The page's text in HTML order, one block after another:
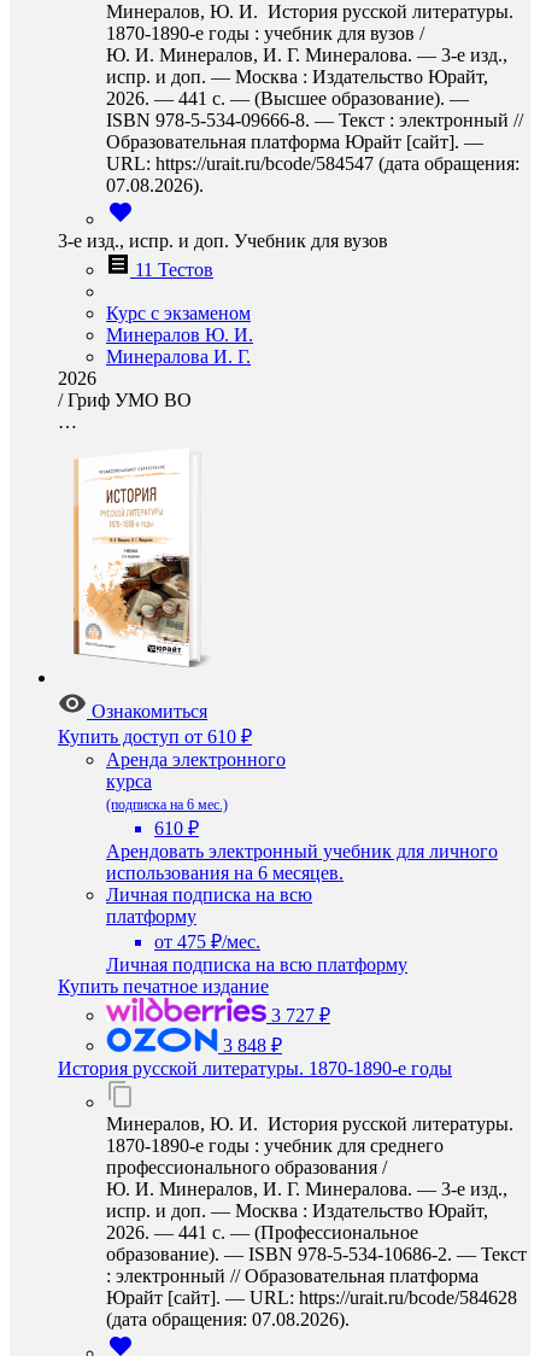
Минералов, Ю. И. История русской литературы.
1870-1890-е годы : учебник для вузов /
Ю. И. Минералов, И. Г. Минералова. — 3-е изд.,
испр. и доп. — Москва : Издательство Юрайт,
2026. — 441 с. — (Высшее образование). —
ISBN 978-5-534-09666-8. — Текст : электронный //
Образовательная платформа Юрайт [сайт]. —
URL: https://urait.ru/bcode/584547 (дата обращения:
07.08.2026).
3-е изд., испр. и доп. Учебник для вузов
11 Тестов
Курс с экзаменом
Минералов Ю. И.
Минералова И. Г.
2026
/Гриф УМО ВО
…
Ознакомиться
Купить доступ от 610 ₽
Аренда электронного
курса
(подписка на 6 мес.)
610 ₽
Арендовать электронный учебник для личного
использования на 6 месяцев.
Личная подписка на всю
платформу
от 475 ₽/мес.
Личная подписка на всю платформу
Купить печатное издание
3 727 ₽
3 848 ₽
История русской литературы. 1870-1890-е годы
Минералов, Ю. И. История русской литературы.
1870-1890-е годы : учебник для среднего
профессионального образования /
Ю. И. Минералов, И. Г. Минералова. — 3-е изд.,
испр. и доп. — Москва : Издательство Юрайт,
2026. — 441 с. — (Профессиональное
образование). — ISBN 978-5-534-10686-2. — Текст
: электронный // Образовательная платформа
Юрайт [сайт]. — URL: https://urait.ru/bcode/584628
(дата обращения: 07.08.2026).